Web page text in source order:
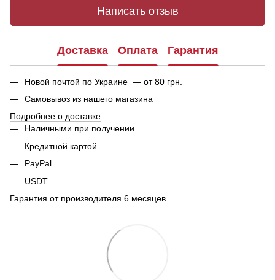
Написать отзыв
Доставка Оплата Гарантия
Новой почтой по Украине — от 80 грн.
Самовывоз из нашего магазина
Подробнее о доставке
Наличными при получении
Кредитной картой
PayPal
USDT
Гарантия от производителя 6 месяцев